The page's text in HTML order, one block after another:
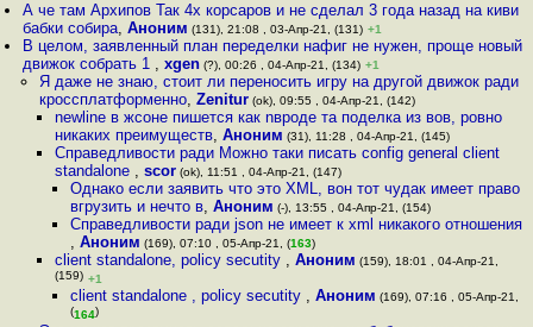
А че там Архипов Так 4х корсаров и не сделал 3 года назад на киви
бабки собира,Аноним (131), 21:08 , 03-Апр-21, (131) +1
В целом, заявленный план переделки нафиг не нужен, проще новый
движок собрать 1 ,xgen (?), 00:26 , 04-Апр-21, (134) +1
Я даже не знаю, стоит ли переносить игру на другой движок ради
кроссплатформенно, Zenitur(ok), 09:55 , 04-Апр-21, (142)
newline в жсоне пишется как nвроде та поделка из вов, ровно
никаких преимуществ, Аноним (31), 11:28 , 04-Апр-21, (145)
Справедливости ради Можно таки писать config general client
standalone , scor(ok), 11:51 , 04-Апр-21, (147)
Однако если заявить что это XML, вон тот чудак имеет право
вгрузить и нечто в,Аноним (-), 13:55 , 04-Апр-21, (154)
Справедливости ради json не имеет к xml никакого отношения
,Аноним (169), 07:10 , 05-Апр-21, (163)
client standalone, policy secutity , Аноним (159), 18:01 , 04-Апр-21,
(159) +1
client standalone , policy secutity ,Аноним (169), 07:16 , 05-Апр-21,
(164)